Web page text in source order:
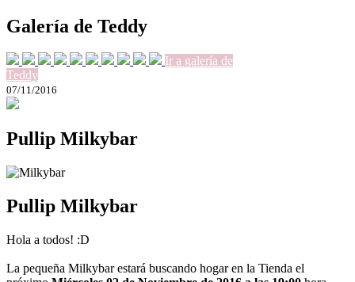
Galería de Teddy
Ir a galería de
Teddy
07/11/2016
Pullip Milkybar
Pullip Milkybar
Hola a todos! :D
La pequeña Milkybar estará buscando hogar en la Tienda el